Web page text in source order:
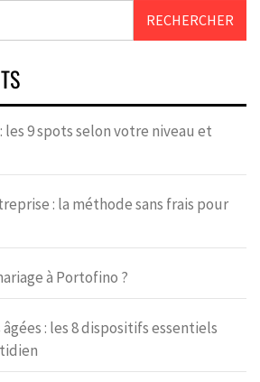
9 spots selon votre niveau et
: la méthode sans frais pour
à Portofino ?
: les 8 dispositifs essentiels